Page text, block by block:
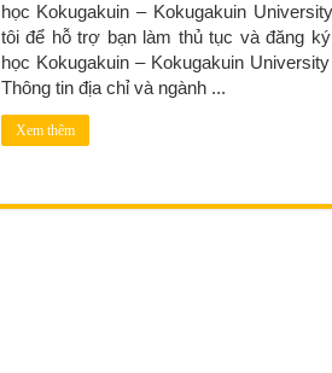
học Kokugakuin – Kokugakuin
tôi để hỗ trợ bạn làm thủ tục và đăng
học Kokugakuin – Kokugakuin
Thông tin địa chỉ và ngành ...
Xem thêm